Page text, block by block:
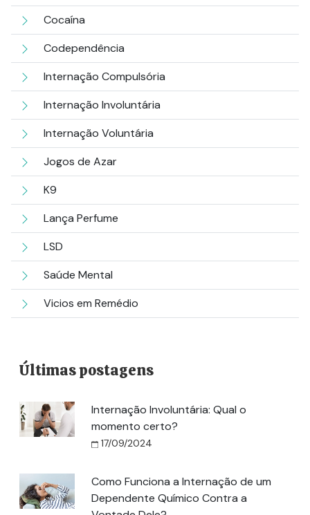
Cocaína
Codependência
Internação Compulsória
Internação Involuntária
Internação Voluntária
Jogos de Azar
K9
Lança Perfume
LSD
Saúde Mental
Vicios em Remédio
Últimas postagens
Internação Involuntária: Qual o
momento certo?
17/09/2024
Como Funciona a Internação de um
Dependente Químico Contra a